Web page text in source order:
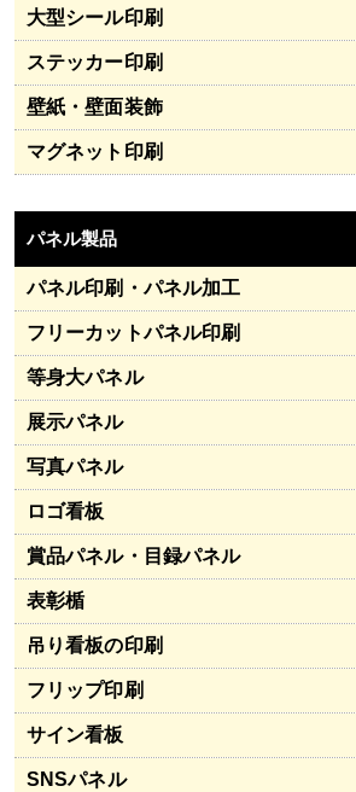
大型シール印刷
ステッカー印刷
壁紙・壁面装飾
マグネット印刷
パネル製品
パネル印刷・パネル加工
フリーカットパネル印刷
等身大パネル
展示パネル
写真パネル
ロゴ看板
賞品パネル・目録パネル
表彰楯
吊り看板の印刷
フリップ印刷
サイン看板
SNSパネル